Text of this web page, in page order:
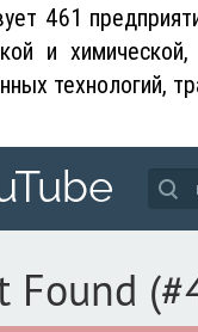
461
и
технологий,